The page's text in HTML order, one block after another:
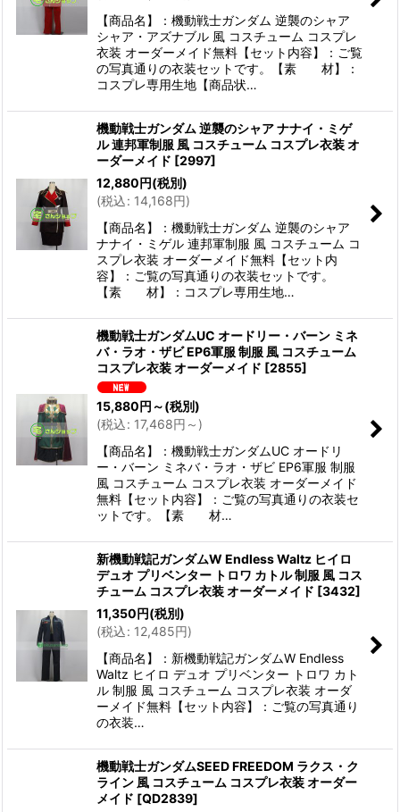
【商品名】：機動戦士ガンダム 逆襲のシャア
シャア・アズナブル 風 コスチューム コスプレ
衣装 オーダーメイド無料【セット内容】：ご覧
の写真通りの衣装セットです。【素 材】：
コスプレ専用生地【商品状…
機動戦士ガンダム 逆襲のシャア ナナイ・ミゲ
ル 連邦軍制服 風 コスチューム コスプレ衣装 オ
ーダーメイド [2997]
12,880円(税別)
(税込: 14,168円)
【商品名】：機動戦士ガンダム 逆襲のシャア
ナナイ・ミゲル 連邦軍制服 風 コスチューム コ
スプレ衣装 オーダーメイド無料【セット内
容】：ご覧の写真通りの衣装セットです。
【素 材】：コスプレ専用生地…
機動戦士ガンダムUC オードリー・バーン ミネ
バ・ラオ・ザビ EP6軍服 制服 風 コスチューム
コスプレ衣装 オーダーメイド [2855]
15,880円 ～(税別)
(税込: 17,468円 ～ )
【商品名】：機動戦士ガンダムUC オードリ
ー・バーン ミネバ・ラオ・ザビ EP6軍服 制服
風 コスチューム コスプレ衣装 オーダーメイド
無料【セット内容】：ご覧の写真通りの衣装セ
ットです。【素 材…
新機動戦記ガンダムW Endless Waltz ヒイロ
デュオ プリベンター トロワ カトル 制服 風 コス
チューム コスプレ衣装 オーダーメイド [3432]
11,350円(税別)
(税込: 12,485円)
【商品名】：新機動戦記ガンダムW Endless
Waltz ヒイロ デュオ プリベンター トロワ カト
ル 制服 風 コスチューム コスプレ衣装 オーダ
ーメイド無料【セット内容】：ご覧の写真通り
の衣装…
機動戦士ガンダムSEED FREEDOM ラクス・ク
ライン 風 コスチューム コスプレ衣装 オーダー
メイド [QD2839]